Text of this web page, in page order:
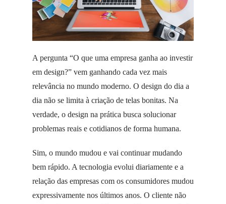
A pergunta “O que uma empresa ganha ao investir
em design?” vem ganhando cada vez mais
relevância no mundo moderno. O design do dia a
dia não se limita à criação de telas bonitas. Na
verdade, o design na prática busca solucionar
problemas reais e cotidianos de forma humana.
Sim, o mundo mudou e vai continuar mudando
bem rápido. A tecnologia evolui diariamente e a
relação das empresas com os consumidores mudou
expressivamente nos últimos anos. O cliente não